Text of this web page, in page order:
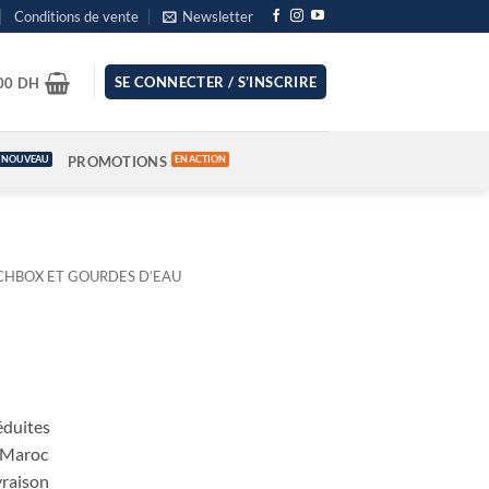
Conditions de vente Newsletter
DH SE CONNECTER / S’INSCRIRE
PROMOTIONS
ET GOURDES D’EAU